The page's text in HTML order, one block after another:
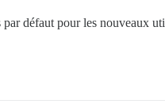
défaut pour les nouveaux